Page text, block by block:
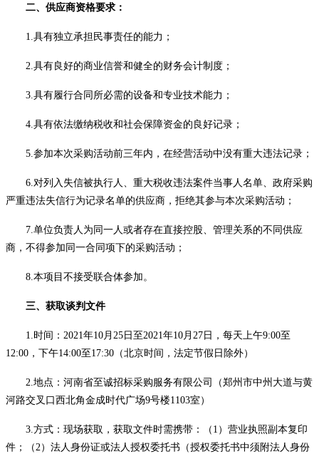
二、供应商资格要求：
1.具有独立承担民事责任的能力；
2.具有良好的商业信誉和健全的财务会计制度；
3.具有履行合同所必需的设备和专业技术能力；
4.具有依法缴纳税收和社会保障资金的良好记录；
5.参加本次采购活动前三年内，在经营活动中没有重大违法记录；
6.对列入失信被执行人、重大税收违法案件当事人名单、政府采购
严重违法失信行为记录名单的供应商，拒绝其参与本次采购活动；
7.单位负责人为同一人或者存在直接控股、管理关系的不同供应
商，不得参加同一合同项下的采购活动；
8.本项目不接受联合体参加。
三、获取谈判 文件
1.时间： 2021年10月 25 日至2021年10月 27 日，每天上午9:00至
12:00，下午14:00至17:30（北京时间，法定节假日除外）
2.地点：河南省至诚招标采购服务有限公司（郑州市中州大道与黄
河路交叉口西北角金成时代广场9号楼1103室）
3.方式：现场获取，获取文件时需携带：（ 1）营业执照副本复印
件；（2）法人身份证或法人授权委托书（授权委托书中须附法人身份